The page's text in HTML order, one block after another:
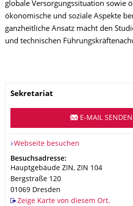
globale Versorgungssituation sowie
ökonomische und soziale Aspekte
ganzheitliche Ansatz macht den
und technischen
Name
Sekretariat
E-MAIL SENDEN
Webseite besuchen
Adresse
Besuchsadresse:
Hauptgebäude ZIN, ZIN 104
Bergstraße 120
01069 Dresden
Zeige Karte von diesem Ort.